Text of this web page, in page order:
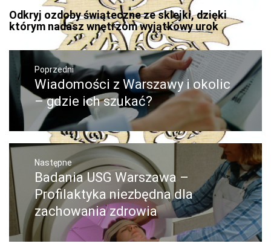
Odkryj ozdoby świąteczne ze sklejki, dzięki
którym nadasz wnętrzom wyjątkowy urok
Nawigacja
wpisuPoprzedni
Poprzedni
wpis:
Wiadomości z Warszawy i okolic
– gdzie ich szukać?
Następne
Następny
post:
Badania USG Warszawa –
Profilaktyka niezbędna dla
zachowania zdrowia